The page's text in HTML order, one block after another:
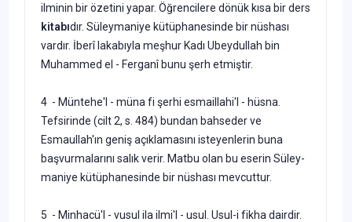
ilminin bir özetini yapar. Öğrencilere dönük kısa bir ders
kitabıdır. Süleymaniye kütüphanesin­de bir nüshası
vardır. İberî lakabıyla meşhur Kadı Ubeydullah bin
Muhammed el - Ferganî bunu şerh etmiştir.
4 - Müntehe'l - müna fi şerhi esmaillahi'l - hüsna.
Tefsirinde (cilt 2, s. 484) bundan bahseder ve
Esmaullah'ın geniş açıklamasını iste­yenlerin buna
başvurmalarını salık verir. Matbu olan bu eserin Süley­
maniye kütüphanesinde bir nüshası mevcuttur.
5 - Minhacü'l - vusul ila ilmi'l - usul. Usul-i fikha dairdir.